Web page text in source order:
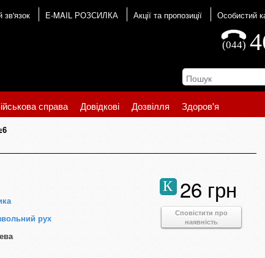
зв'язок E-MAIL РОЗСИЛКА Акції та пропозиції Особистий
(044)
справа Довідкові Дозвілля Здоров'я
рух
26 грн
К
Сповістити про
наявність